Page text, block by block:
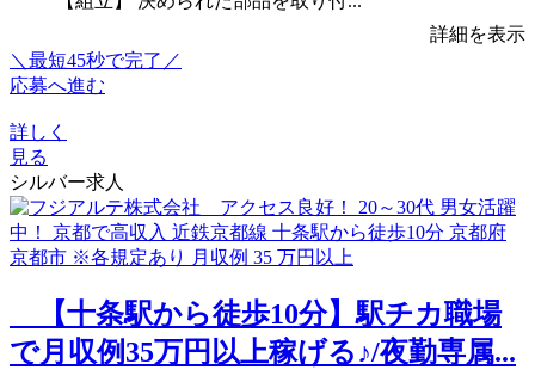
詳細を表示
＼最短45秒で完了／
応募へ進む
詳しく
見る
シルバー求人
【十条駅から徒歩10分】駅チカ職場
で月収例35万円以上稼げる♪/夜勤専属...